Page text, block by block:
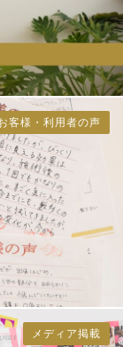
客様・利用者の声
メディア掲載